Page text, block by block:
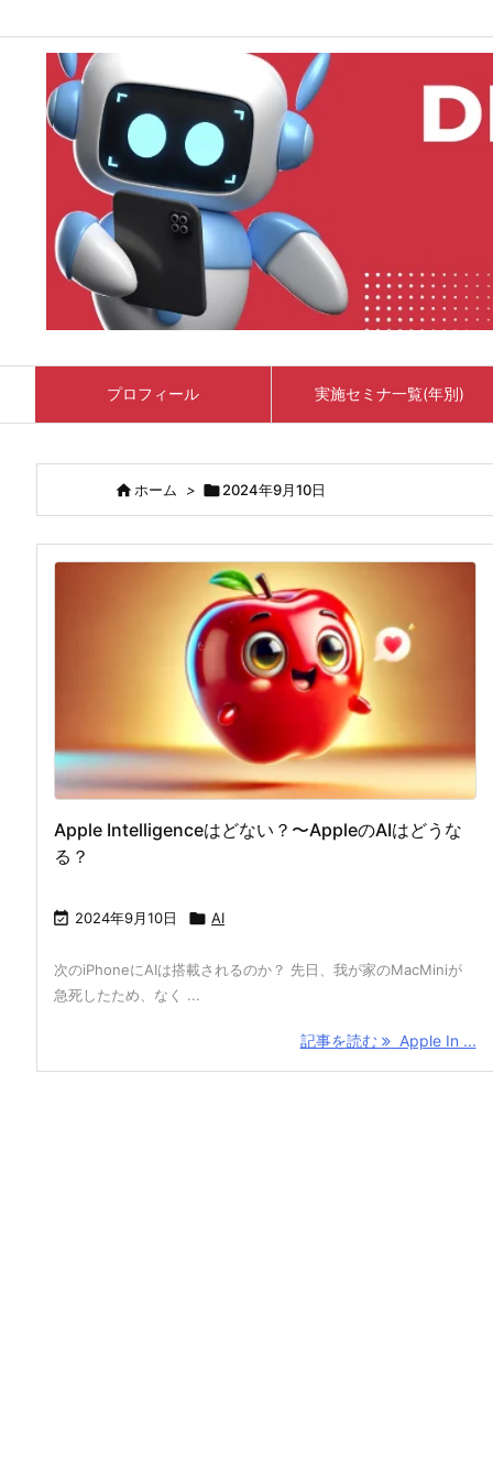
プロフィール 実施セミナ一覧(年別)
ホーム > 2024年9月10日
Apple Intelligenceはどない？〜AppleのAIはどうな
る？
 2024年9月10日  AI
次のiPhoneにAIは搭載されるのか？ 先日、我が家のMacMiniが
急死したため、なく ...
記事を読む Apple In ...